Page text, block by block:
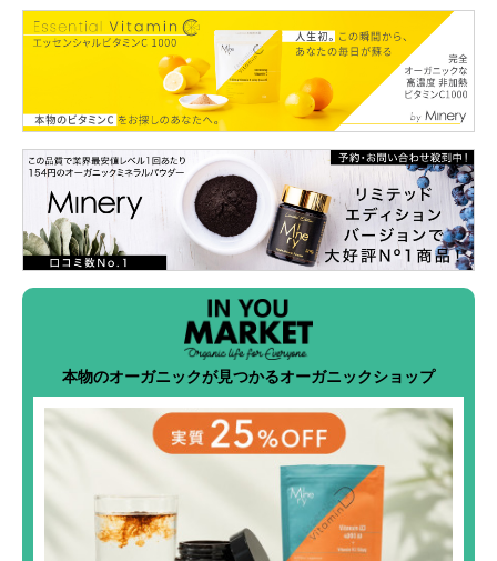
本物のオーガニックが見つかるオーガニックショップ